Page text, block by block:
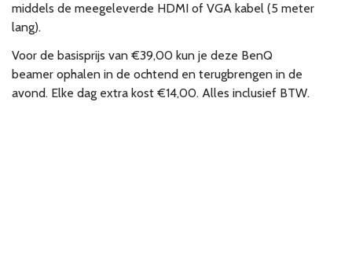
middels de meegeleverde HDMI of VGA kabel (5 meter
lang).
Voor de basisprijs van €39,00 kun je deze BenQ
beamer ophalen in de ochtend en terugbrengen in de
avond. Elke dag extra kost €14,00. Alles inclusief BTW.